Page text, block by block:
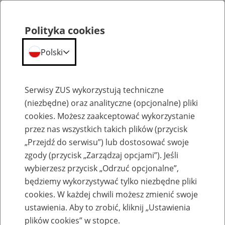
Emerytury
Baza zlikwidowanych lub
przekształconych zakładów pracy
Polityka cookies
Polski
Serwisy ZUS wykorzystują techniczne
(niezbędne) oraz analityczne (opcjonalne) pliki
cookies. Możesz zaakceptować wykorzystanie
przez nas wszystkich takich plików (przycisk
„Przejdź do serwisu”) lub dostosować swoje
zgody (przycisk „Zarządzaj opcjami”). Jeśli
wybierzesz przycisk „Odrzuć opcjonalne”,
będziemy wykorzystywać tylko niezbędne pliki
cookies. W każdej chwili możesz zmienić swoje
ustawienia. Aby to zrobić, kliknij „Ustawienia
plików cookies” w stopce.